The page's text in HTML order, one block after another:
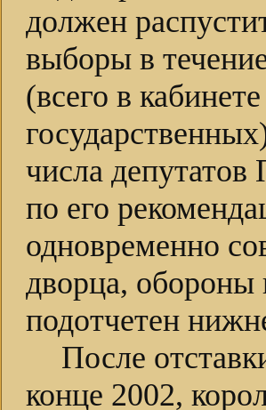
должен
выборы в
(всего в
числа депутатов
по его
одновременно
дворца, обороны
подотчетен
После
конце 2002,